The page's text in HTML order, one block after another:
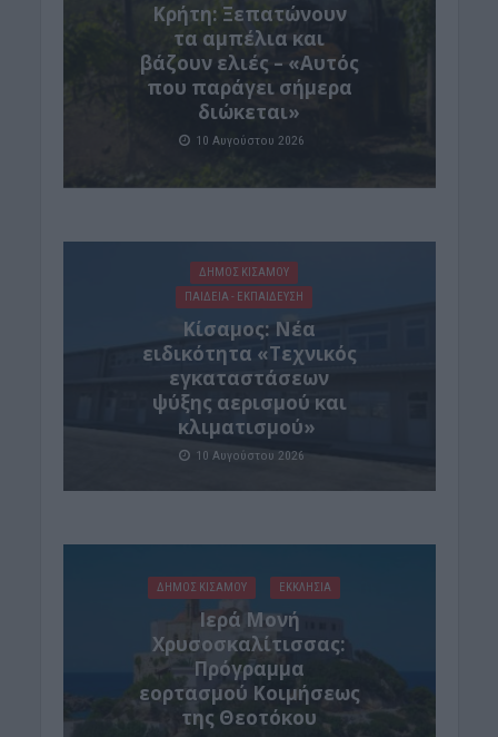
Κρήτη: Ξεπατώνουν
τα αμπέλια και
βάζουν ελιές – «Αυτός
που παράγει σήμερα
διώκεται»
10 Αυγούστου 2026
ΔΉΜΟΣ ΚΙΣΆΜΟΥ
ΠΑΙΔΕΙΑ - ΕΚΠΑΙΔΕΥΣΗ
Κίσαμος: Νέα
ειδικότητα «Τεχνικός
εγκαταστάσεων
ψύξης αερισμού και
κλιματισμού»
10 Αυγούστου 2026
ΔΉΜΟΣ ΚΙΣΆΜΟΥ ΕΚΚΛΗΣΙΑ
Ιερά Μονή
Χρυσοσκαλίτισσας:
Πρόγραμμα
εορτασμού Κοιμήσεως
της Θεοτόκου